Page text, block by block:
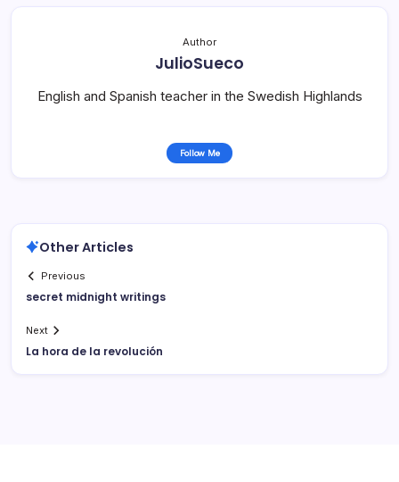
Author
JulioSueco
English and Spanish teacher in the Swedish Highlands
Follow Me
Other Articles
Previous
secret midnight writings
Next
La hora de la revolución